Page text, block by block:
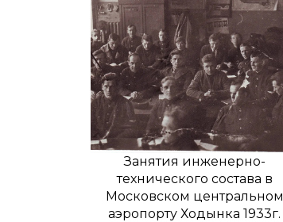
Занятия инженерно-
технического состава в
Московском центральном
аэропорту Ходынка 1933г.